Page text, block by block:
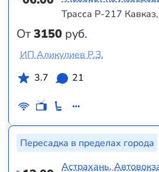
От3150 руб.
Трасса Р-217
ИП Аликулиев Р.З.
3.7
21
Пересадка в пределах города
Астрахань,